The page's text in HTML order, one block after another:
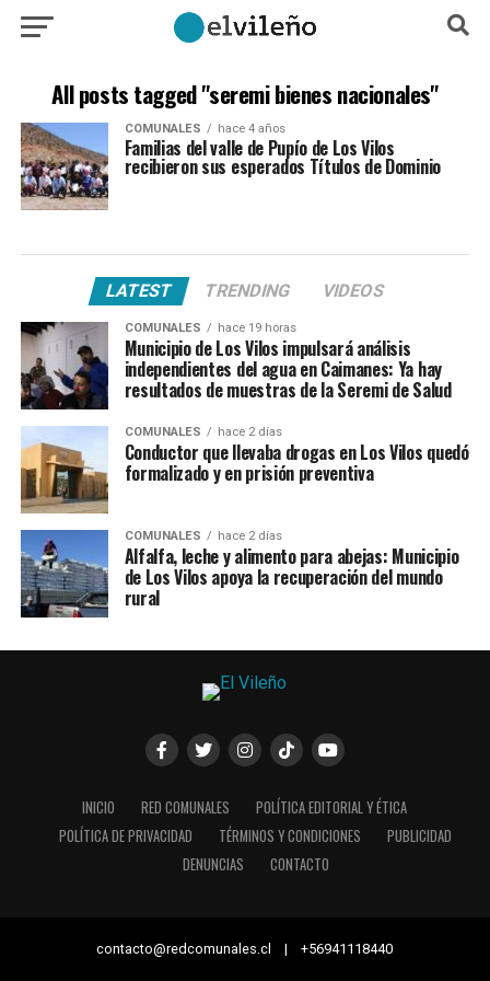
All posts tagged "seremi bienes nacionales"
COMUNALES hace 4 años
Familias del valle de Pupío de Los Vilos
recibieron sus esperados Títulos de Dominio
LATEST TRENDING VIDEOS
COMUNALES hace 19 horas
Municipio de Los Vilos impulsará análisis
independientes del agua en Caimanes: Ya hay
resultados de muestras de la Seremi de Salud
COMUNALES hace 2 días
Conductor que llevaba drogas en Los Vilos quedó
formalizado y en prisión preventiva
COMUNALES hace 2 días
Alfalfa, leche y alimento para abejas: Municipio
de Los Vilos apoya la recuperación del mundo
rural
INICIO RED COMUNALES
POLÍTICA EDITORIAL Y ÉTICA
POLÍTICA DE PRIVACIDAD
TÉRMINOS Y CONDICIONES
PUBLICIDAD
DENUNCIAS
CONTACTO
contacto@redcomunales.cl | +56941118440